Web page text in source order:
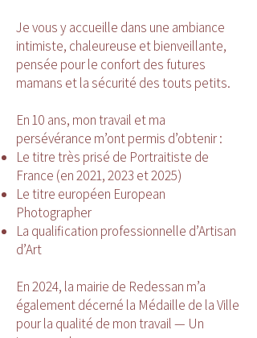
Je vous y accueille dans une ambiance
intimiste, chaleureuse et bienveillante,
pensée pour le confort des futures
mamans et la sécurité des touts petits.
En 10 ans, mon travail et ma
persévérance m’ont permis d’obtenir :
Le titre très prisé de Portraitiste de
France (en 2021, 2023 et 2025)
Le titre européen European
Photographer
La qualification professionnelle d’Artisan
d’Art
En 2024, la mairie de Redessan m’a
également décerné la Médaille de la Ville
pour la qualité de mon travail — Un